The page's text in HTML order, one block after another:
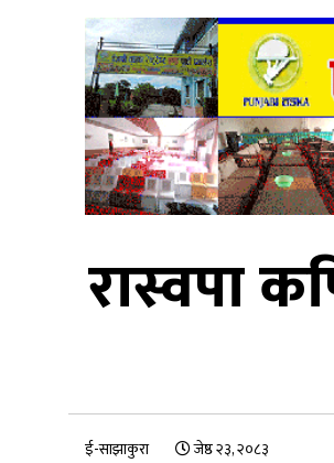
रास्वपा
ई-साझाकुरा जेष्ठ २३, २०८३